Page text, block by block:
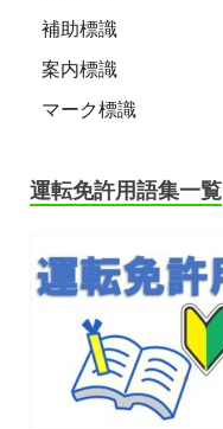
補助標識
案内標識
マーク標識
運転免許用語集一覧